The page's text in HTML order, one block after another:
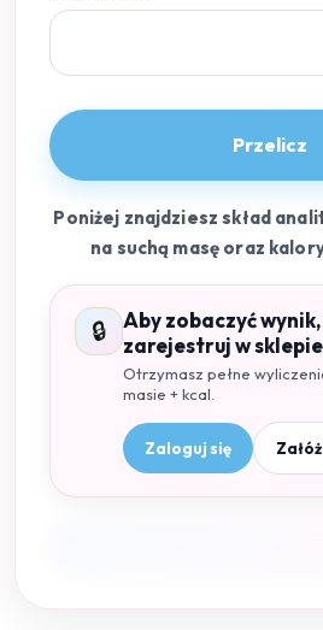
Przelicz
Poniżej znajdziesz skład
na suchą masę oraz
🔒
Aby zobaczyć
zarejestruj w sklepie
Otrzymasz pełne
masie + kcal.
Zaloguj się